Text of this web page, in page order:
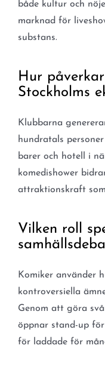
både kultur och
marknad för
substans.
Hur
Stockholms
Klubbarna
hundratals
barer och hotell i
komedishower
attraktionskraft
Vilken roll
Komiker använder
kontroversiella
Genom att göra
öppnar stand-up
för laddade för